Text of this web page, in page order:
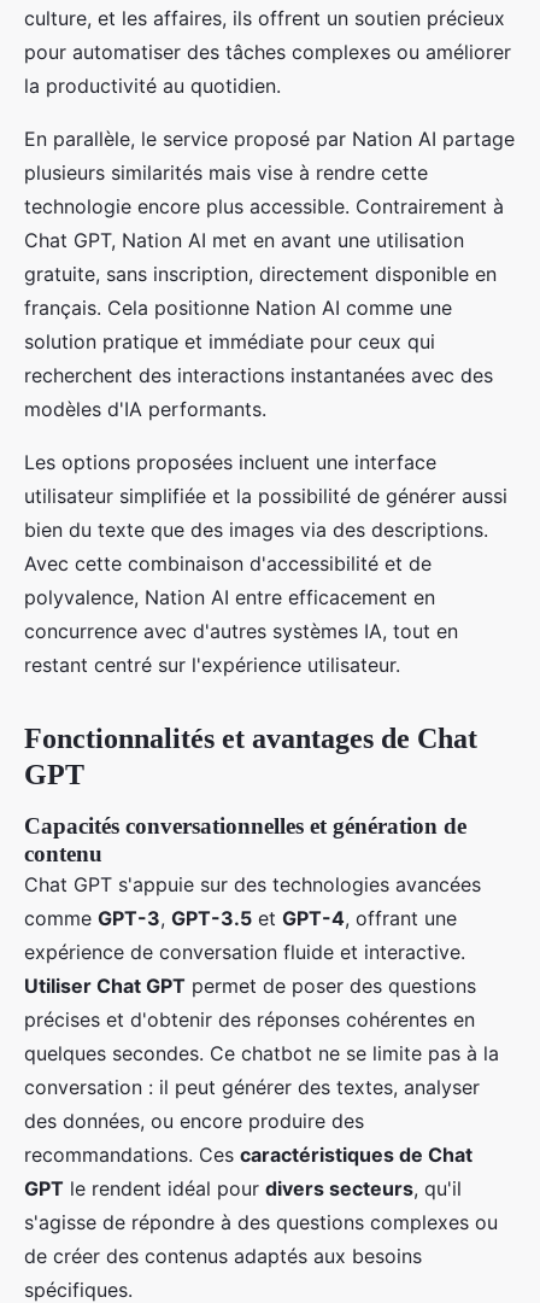
culture, et les affaires, ils offrent un soutien précieux
pour automatiser des tâches complexes ou améliorer
la productivité au quotidien.
En parallèle, le service proposé par Nation AI partage
plusieurs similarités mais vise à rendre cette
technologie encore plus accessible. Contrairement à
Chat GPT, Nation AI met en avant une utilisation
gratuite, sans inscription, directement disponible en
français. Cela positionne Nation AI comme une
solution pratique et immédiate pour ceux qui
recherchent des interactions instantanées avec des
modèles d'IA performants.
Les options proposées incluent une interface
utilisateur simplifiée et la possibilité de générer aussi
bien du texte que des images via des descriptions.
Avec cette combinaison d'accessibilité et de
polyvalence, Nation AI entre efficacement en
concurrence avec d'autres systèmes IA, tout en
restant centré sur l'expérience utilisateur.
Fonctionnalités et avantages de Chat
GPT
Capacités conversationnelles et génération de
contenu
Chat GPT s'appuie sur des technologies avancées
comme GPT-3, GPT-3.5 et GPT-4, offrant une
expérience de conversation fluide et interactive.
Utiliser Chat GPT permet de poser des questions
précises et d'obtenir des réponses cohérentes en
quelques secondes. Ce chatbot ne se limite pas à la
conversation : il peut générer des textes, analyser
des données, ou encore produire des
recommandations. Ces caractéristiques de Chat
GPT le rendent idéal pour divers secteurs, qu'il
s'agisse de répondre à des questions complexes ou
de créer des contenus adaptés aux besoins
spécifiques.